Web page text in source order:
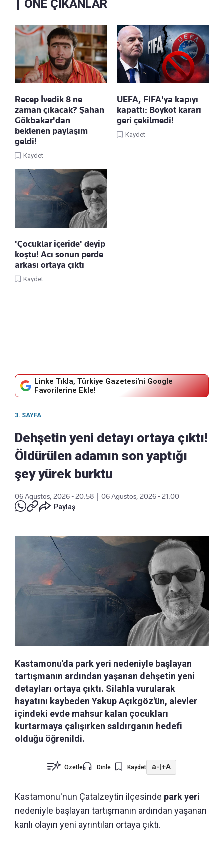
ÖNE ÇIKANLAR
Recep İvedik 8 ne
zaman çıkacak? Şahan
Gökbakar'dan
beklenen paylaşım
geldi!
Kaydet
UEFA, FIFA'ya kapıyı
kapattı: Boykot kararı
geri çekilmedi!
Kaydet
'Çocuklar içeride' deyip
koştu! Acı sonun perde
arkası ortaya çıktı
Kaydet
Linke Tıkla, Türkiye Gazetesi'ni Google
Favorilerine Ekle!
3. SAYFA
Dehşetin yeni detayı ortaya çıktı!
Öldürülen adamın son yaptığı
şey yürek burktu
06 Ağustos, 2026 - 20:58 | 06 Ağustos, 2026 - 21:00
Paylaş
Kastamonu'da park yeri nedeniyle başlayan
tartışmanın ardından yaşanan dehşetin yeni
detayları ortaya çıktı. Silahla vurularak
hayatını kaybeden Yakup Açıkgöz'ün, alevler
içindeki evde mahsur kalan çocukları
kurtarmaya çalışırken saldırganın hedefi
olduğu öğrenildi.
Özetle Dinle Kaydet a- +A
Kastamonu'nun Çatalzeytin ilçesinde park yeri
nedeniyle başlayan tartışmanın ardından yaşanan
kanlı olayın yeni ayrıntıları ortaya çıktı.